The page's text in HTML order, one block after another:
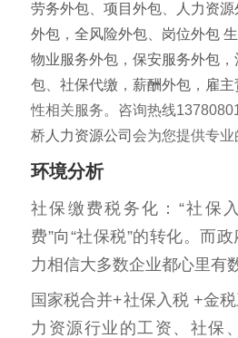
劳务外包
项目外包 人力资
外包 ， 全风险外包 岗位外包
物业服务外包 ， 保安服务外包 ，
包
社保代缴 ， 薪酬外包 ， 雇主
性相关服务。咨询热线
桥 人力资源公司 会为您提供专业
环境分析
社保缴费税务化：“社保
费”向“社保税”的转化。而
力相信大多数企业都心里有
国家税合并+社保入税 +金
力资源行业的工资、社保